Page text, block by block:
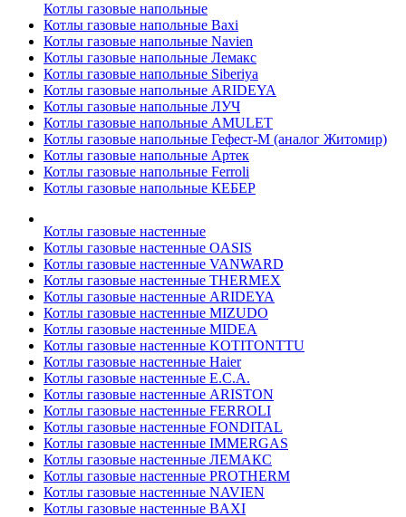
Котлы газовые напольные
Котлы газовые напольные Baxi
Котлы газовые напольные Navien
Котлы газовые напольные Лемакс
Котлы газовые напольные Siberiya
Котлы газовые напольные ARIDEYA
Котлы газовые напольные ЛУЧ
Котлы газовые напольные AMULET
Котлы газовые напольные Гефест-М (аналог Житомир)
Котлы газовые напольные Артек
Котлы газовые напольные Ferroli
Котлы газовые напольные КЕБЕР
Котлы газовые настенные
Котлы газовые настенные OASIS
Котлы газовые настенные VANWARD
Котлы газовые настенные THERMEX
Котлы газовые настенные ARIDEYA
Котлы газовые настенные MIZUDO
Котлы газовые настенные MIDEA
Котлы газовые настенные KOTITONTTU
Котлы газовые настенные Haier
Котлы газовые настенные E.C.A.
Котлы газовые настенные ARISTON
Котлы газовые настенные FERROLI
Котлы газовые настенные FONDITAL
Котлы газовые настенные IMMERGAS
Котлы газовые настенные ЛЕМАКС
Котлы газовые настенные PROTHERM
Котлы газовые настенные NAVIEN
Котлы газовые настенные BAXI